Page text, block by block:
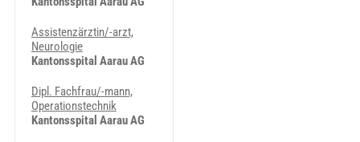
Assistenzärztin/-arzt,
Neurologie
Kantonsspital Aarau AG
Dipl. Fachfrau/-mann,
Operationstechnik
Kantonsspital Aarau AG